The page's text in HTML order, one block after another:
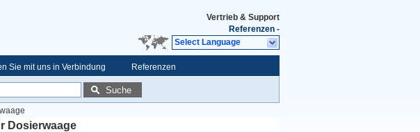
Vertrieb & Support
Referenzen -
Select Language
Sie mit uns in Verbindung Referenzen
Suche
Dosierwaage